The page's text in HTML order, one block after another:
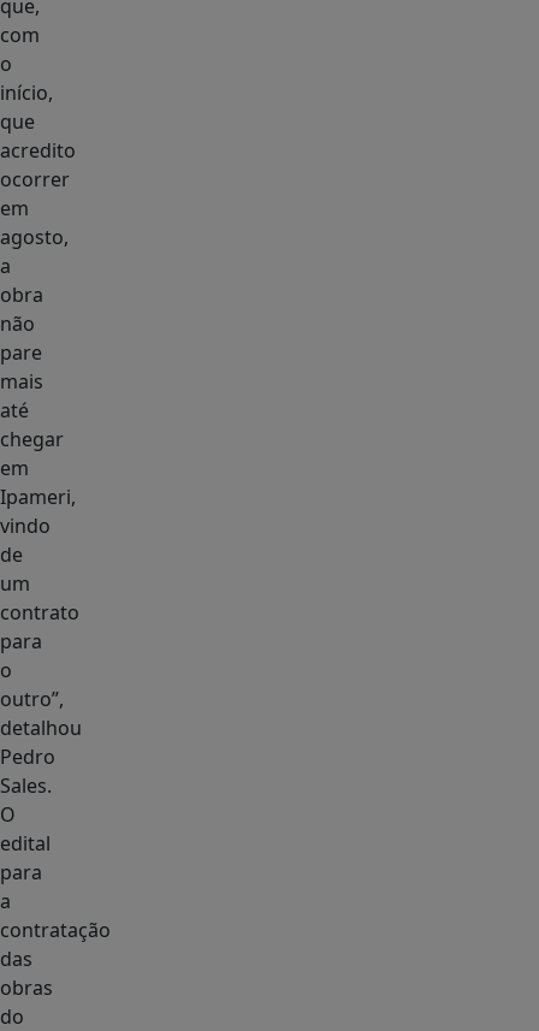
que,
com
o
início,
que
acredito
ocorrer
em
agosto,
a
obra
não
pare
mais
até
chegar
em
Ipameri,
vindo
de
um
contrato
para
o
outro”,
detalhou
Pedro
Sales.
O
edital
para
a
contratação
das
obras
do